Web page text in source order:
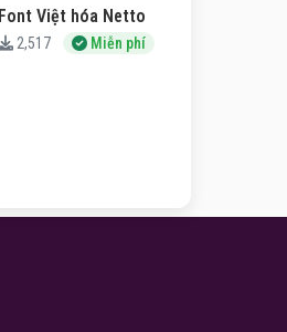
Font Việt hóa Netto
2,517 Miễn phí